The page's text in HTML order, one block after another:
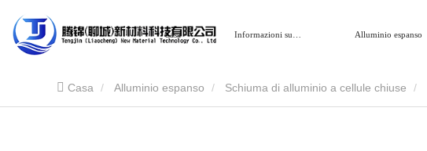
Casa Informazioni su… Alluminio espanso
Casa Alluminio espanso Schiuma di alluminio a cellule chiuse